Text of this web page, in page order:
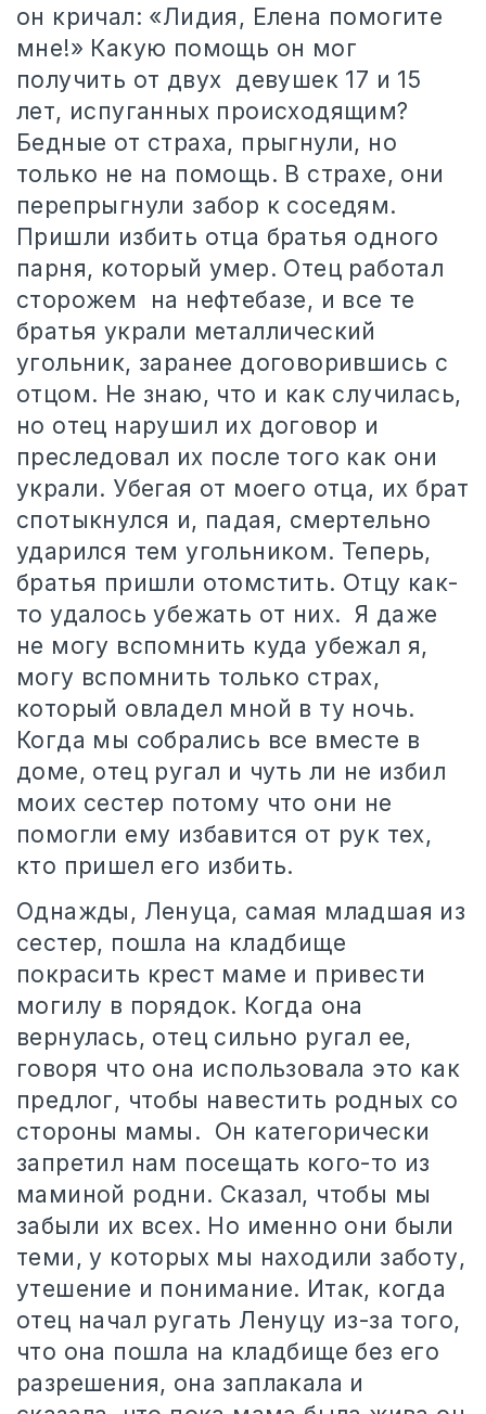
он кричал: «Лидия, Елена помогите
мне!» Какую помощь он мог
получить от двух девушек 17 и 15
лет, испуганных происходящим?
Бедные от страха, прыгнули, но
только не на помощь. В страхе, они
перепрыгнули забор к соседям.
Пришли избить отца братья одного
парня, который умер. Отец работал
сторожем
на нефтебазе, и все те
братья украли металлический
угольник, заранее договорившись с
отцом. Не знаю, что и как случилась,
но отец нарушил их договор и
преследовал их после того как они
украли. Убегая от моего отца, их брат
спотыкнулся и, падая, смертельно
ударился тем угольником. Теперь,
братья пришли отомстить. Отцу как-
то удалось убежать от них. Я даже
не могу вспомнить куда убежал я,
могу вспомнить только страх,
который овладел мной в ту ночь.
Когда мы собрались все вместе в
доме, отец ругал и чуть ли не избил
моих сестер потому что они не
помогли ему избавится от рук тех,
кто пришел его избить.
Однажды, Ленуца, самая младшая из
сестер, пошла на кладбище
покрасить крест маме и привести
могилу в порядок. Когда она
вернулась, отец сильно ругал ее,
говоря что она использовала это как
предлог, чтобы навестить родных со
стороны мамы. Он категорически
запретил нам посещать кого-то из
маминой родни. Сказал, чтобы мы
забыли их всех. Но именно они были
теми, у которых мы находили заботу,
утешение и понимание. Итак, когда
отец начал ругать Ленуцу из-за того,
что она пошла на кладбище без его
разрешения, она заплакала и